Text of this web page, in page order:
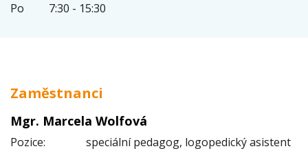
Po 7:30 - 15:30
Zaměstnanci
Mgr. Marcela Wolfová
Pozice:
speciální pedagog, logopedický asistent